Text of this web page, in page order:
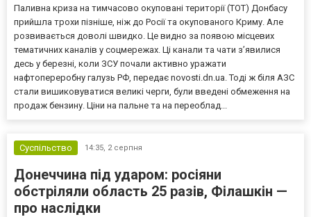
Паливна криза на тимчасово окуповані території (ТОТ) Донбасу
прийшла трохи пізніше, ніж до Росії та окупованого Криму. Але
розвивається доволі швидко. Це видно за появою місцевих
тематичних каналів у соцмережах. Ці канали та чати з’явилися
десь у березні, коли ЗСУ почали активно уражати
нафтопереробну галузь РФ, передає novosti.dn.ua. Тоді ж біля АЗС
стали вишиковуватися великі черги, були введені обмеження на
продаж бензину. Ціни на пальне та на переоблад...
Суспільство 14:35, 2 серпня
Донеччина під ударом: росіяни
обстріляли область 25 разів, Філашкін —
про наслідки